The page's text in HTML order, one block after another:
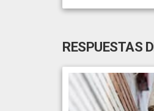
RESPUESTAS